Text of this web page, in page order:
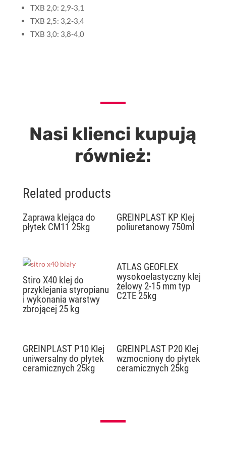
TXB 2,0: 2,9-3,1
TXB 2,5: 3,2-3,4
TXB 3,0: 3,8-4,0
Nasi klienci kupują
również:
Related products
Zaprawa klejąca do
płytek CM11 25kg
GREINPLAST KP Klej
poliuretanowy 750ml
Stiro X40 klej do
przyklejania styropianu
i wykonania warstwy
zbrojącej 25 kg
ATLAS GEOFLEX
wysokoelastyczny klej
żelowy 2-15 mm typ
C2TE 25kg
GREINPLAST P10 Klej
uniwersalny do płytek
ceramicznych 25kg
GREINPLAST P20 Klej
wzmocniony do płytek
ceramicznych 25kg